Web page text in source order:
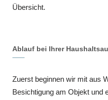
Übersicht.
Ablauf bei Ihrer
Zuerst beginnen wir mit aus
Besichtigung am Objekt und